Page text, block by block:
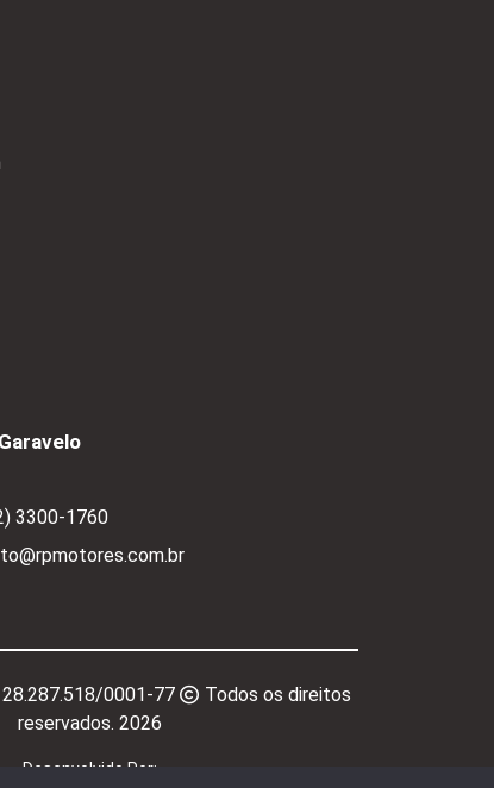
3300-1760
28.287.518/0001-77
Todos os direitos
reservados. 2026
Desenvolvido Por: